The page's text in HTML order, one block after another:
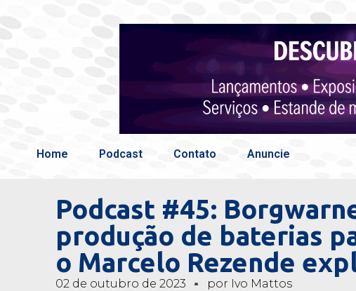
Home Podcast Contato Anuncie
Podcast #45:
produção de baterias
o Marcelo Rezende
02 de outubro de 2023 por Ivo Mattos